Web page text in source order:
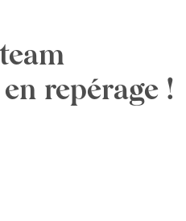
repérage !